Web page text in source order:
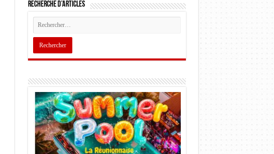
Recherche d’articles